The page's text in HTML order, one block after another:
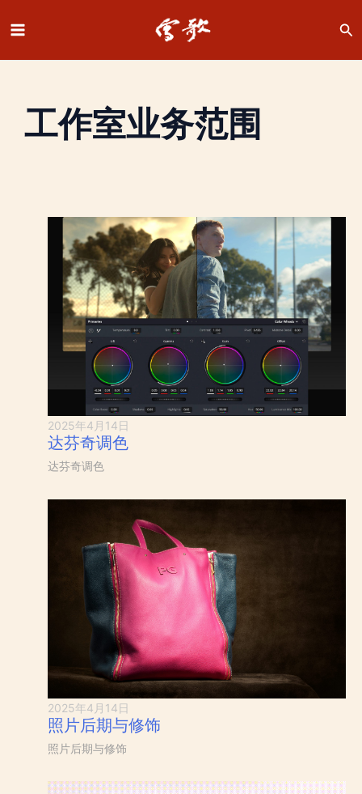
至
工作室业务范围
2025年4月14日
达芬奇调色
达芬奇调色
2025年4月14日
照片后期与修饰
照片后期与修饰